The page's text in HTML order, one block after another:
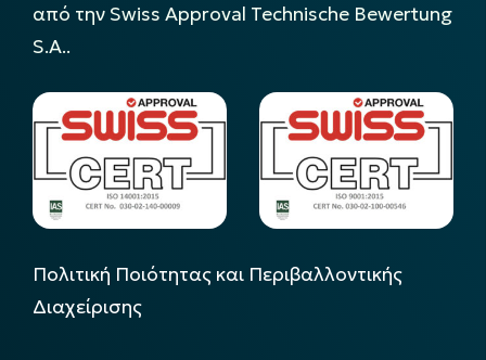
από την Swiss Approval Technische Bewertung
S.A..
Πολιτική Ποιότητας και Περιβαλλοντικής
Διαχείρισης